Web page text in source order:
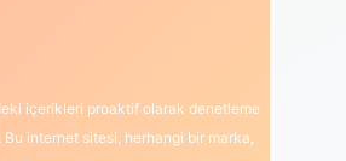
içerikleri proaktif olarak denetleme
internet sitesi, herhangi bir marka,